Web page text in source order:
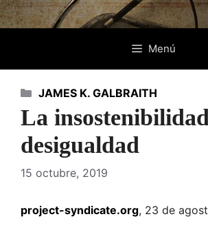
Menú
La
desigualdad
15 octubre, 2019
project-syndicate.org, 23 de
Categorías
JAMES K. GALBRAITH